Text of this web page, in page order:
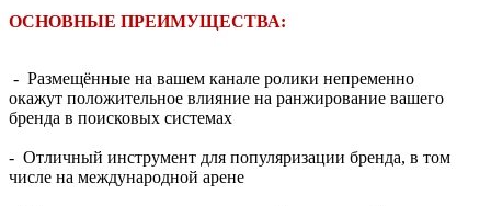
ОСНОВНЫЕ ПРЕИМУЩЕСТВА:
- Размещённые на вашем канале ролики непременно
окажут положительное влияние на ранжирование вашего
бренда в поисковых системах
- Отличный инструмент для популяризации бренда, в том
числе на международной арене